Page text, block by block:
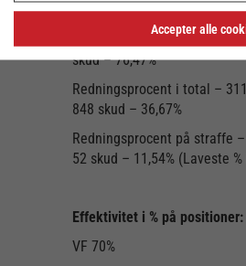
1003 skud – 56,73%
Scoringsprocent på straffe –
skud – 76,47%
Redningsprocent i total –
848 skud – 36,67%
Redningsprocent på straffe
52 skud – 11,54% (Laveste
Effektivitet i % på positioner:
VF 70%
Accepter alle